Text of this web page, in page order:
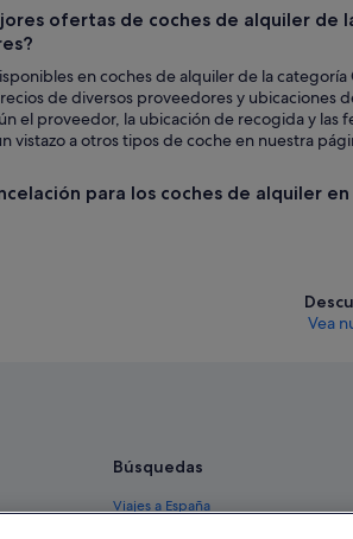
ofertas de coches de alquiler de
en coches de alquiler de la
de diversos proveedores y ubicaciones
el proveedor, la ubicación de recogida y las
vistazo a otros tipos de coche en nuestra
para los coches de alquiler en
Vea
Búsquedas
Viajes a España